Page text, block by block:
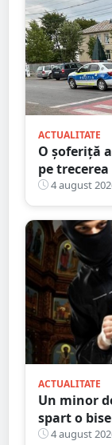
ACTUALITATE
O șoferiță
pe
4 august
ACTUALITATE
Un minor
spart o
bătrână de
4 august